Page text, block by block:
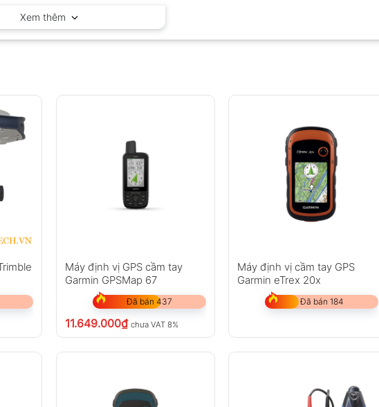
Xem thêm
Máy định vị GPS cầm tay
Garmin GPSMap 67
Đã bán 437
11.649.000₫ chưa VAT 8%
Máy định vị cầm tay GPS
Garmin eTrex 20x
Đã bán 184